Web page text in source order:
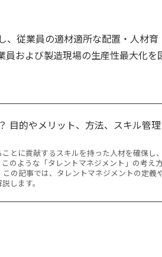
、従業員の適材適所な配置・人材育
員および製造現場の生産性最大化を
目的やメリット、方法、スキル管理
とに貢献するスキルを持った人材を確保し
のような「タレントマネジメント」の考え
の記事では、タレントマネジメントの定義
します。